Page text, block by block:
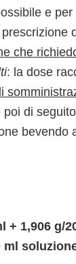
e
che
: la dose
di
+ 1,906 g/
ml